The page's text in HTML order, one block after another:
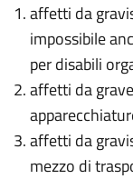
affetti da
impossibile
per disabili
affetti da
affetti da
mezzo di